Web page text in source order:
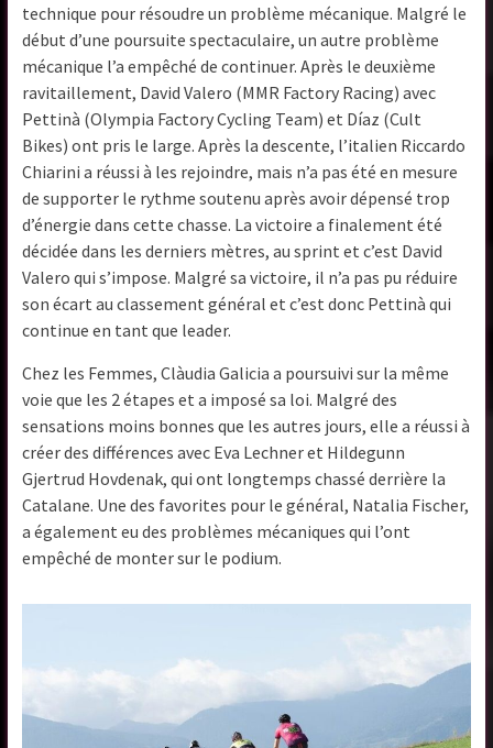
technique pour résoudre un problème mécanique. Malgré le
début d’une poursuite spectaculaire, un autre problème
mécanique l’a empêché de continuer. Après le deuxième
ravitaillement, David Valero (MMR Factory Racing) avec
Pettinà (Olympia Factory Cycling Team) et Díaz (Cult
Bikes) ont pris le large. Après la descente, l’italien Riccardo
Chiarini a réussi à les rejoindre, mais n’a pas été en mesure
de supporter le rythme soutenu après avoir dépensé trop
d’énergie dans cette chasse. La victoire a finalement été
décidée dans les derniers mètres, au sprint et c’est David
Valero qui s’impose. Malgré sa victoire, il n’a pas pu réduire
son écart au classement général et c’est donc Pettinà qui
continue en tant que leader.
Chez les Femmes, Clàudia Galicia a poursuivi sur la même
voie que les 2 étapes et a imposé sa loi. Malgré des
sensations moins bonnes que les autres jours, elle a réussi à
créer des différences avec Eva Lechner et Hildegunn
Gjertrud Hovdenak, qui ont longtemps chassé derrière la
Catalane. Une des favorites pour le général, Natalia Fischer,
a également eu des problèmes mécaniques qui l’ont
empêché de monter sur le podium.